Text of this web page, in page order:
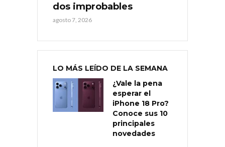
dos improbables
agosto 7, 2026
LO MÁS LEÍDO DE LA SEMANA
¿Vale la pena
esperar el
iPhone 18 Pro?
Conoce sus 10
principales
novedades